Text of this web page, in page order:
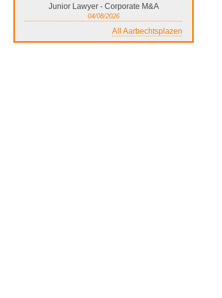
Junior Lawyer - Corporate M&A
04/08/2026
All Aarbechtsplazen